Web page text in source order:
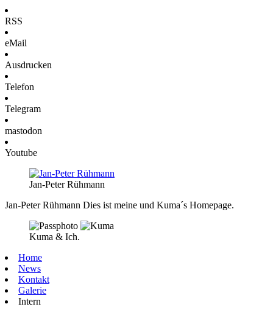
RSS
eMail
Ausdrucken
Telefon
Telegram
mastodon
Youtube
Jan-Peter Rühmann
Jan-Peter Rühmann Dies ist meine und Kuma´s Homepage.
Kuma & Ich.
Home
News
Kontakt
Galerie
Intern